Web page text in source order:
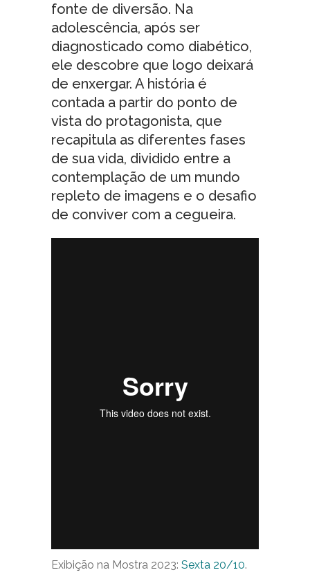
fonte de diversão. Na
adolescência, após ser
diagnosticado como diabético,
ele descobre que logo deixará
de enxergar. A história é
contada a partir do ponto de
vista do protagonista, que
recapitula as diferentes fases
de sua vida, dividido entre a
contemplação de um mundo
repleto de imagens e o desafio
de conviver com a cegueira.
Exibição na Mostra 2023: Sexta 20/10.